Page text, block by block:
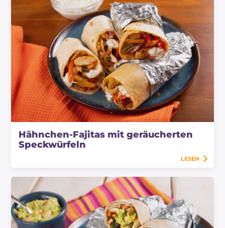
Hähnchen-Fajitas mit geräucherten
Speckwürfeln
LESEN